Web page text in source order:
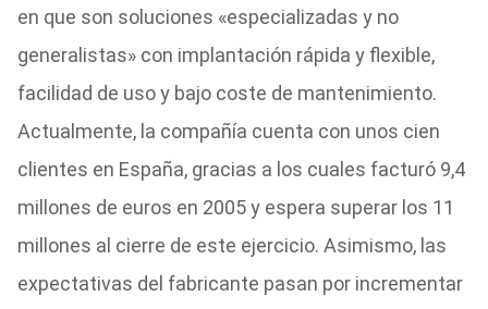
en que son soluciones «especializadas y no
generalistas» con implantación rápida y flexible,
facilidad de uso y bajo coste de mantenimiento.
Actualmente, la compañía cuenta con unos cien
clientes en España, gracias a los cuales facturó 9,4
millones de euros en 2005 y espera superar los 11
millones al cierre de este ejercicio. Asimismo, las
expectativas del fabricante pasan por incrementar